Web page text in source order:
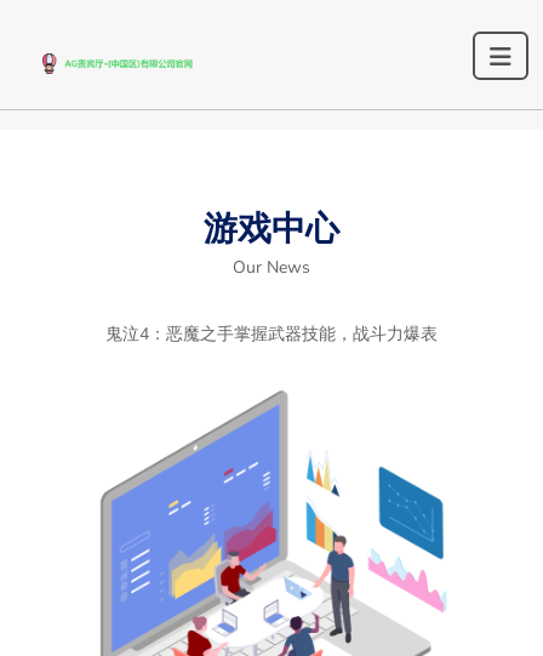
游戏中心
Our News
鬼泣4：恶魔之手掌握武器技能，战斗力爆表